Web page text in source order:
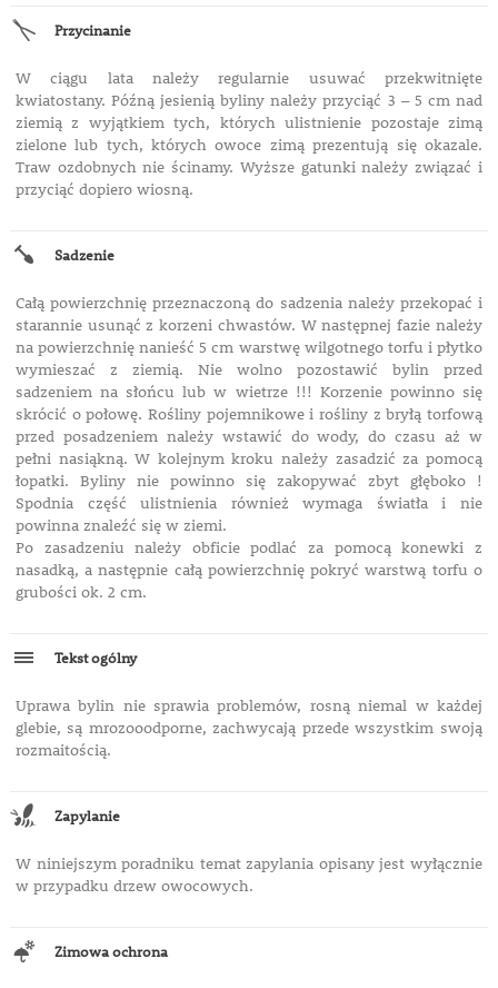
Przycinanie
W ciągu lata należy regularnie usuwać przekwitnięte
kwiatostany. Późną jesienią byliny należy przyciąć 3 – 5 cm nad
ziemią z wyjątkiem tych, których ulistnienie pozostaje zimą
zielone lub tych, których owoce zimą prezentują się okazale.
Traw ozdobnych nie ścinamy. Wyższe gatunki należy związać i
przyciąć dopiero wiosną.
Sadzenie
Całą powierzchnię przeznaczoną do sadzenia należy przekopać i
starannie usunąć z korzeni chwastów. W następnej fazie należy
na powierzchnię nanieść 5 cm warstwę wilgotnego torfu i płytko
wymieszać z ziemią. Nie wolno pozostawić bylin przed
sadzeniem na słońcu lub w wietrze !!! Korzenie powinno się
skrócić o połowę. Rośliny pojemnikowe i rośliny z bryłą torfową
przed posadzeniem należy wstawić do wody, do czasu aż w
pełni nasiąkną. W kolejnym kroku należy zasadzić za pomocą
łopatki. Byliny nie powinno się zakopywać zbyt głęboko !
Spodnia część ulistnienia również wymaga światła i nie
powinna znaleźć się w ziemi.
Po zasadzeniu należy obficie podlać za pomocą konewki z
nasadką, a następnie całą powierzchnię pokryć warstwą torfu o
grubości ok. 2 cm.
Tekst ogólny
Uprawa bylin nie sprawia problemów, rosną niemal w każdej
glebie, są mrozooodporne, zachwycają przede wszystkim swoją
rozmaitością.
Zapylanie
W niniejszym poradniku temat zapylania opisany jest wyłącznie
w przypadku drzew owocowych.
Zimowa ochrona